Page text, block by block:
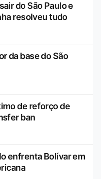
do São Paulo e
resolveu tudo
da base do São
de reforço de
ban
enfrenta Bolívar em